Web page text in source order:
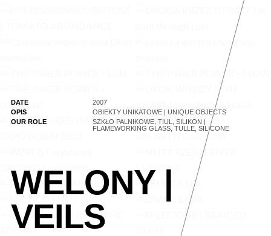
DATE
2007
OPIS
OBIEKTY UNIKATOWE | UNIQUE OBJECTS
OUR ROLE
SZKŁO PALNIKOWE, TIUL, SILIKON |
FLAMEWORKING GLASS, TULLE, SILICONE
WELONY |
VEILS